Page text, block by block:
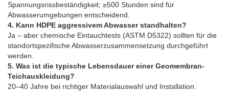
Spannungsrissbeständigkeit; ≥500 Stunden sind für
Abwasserumgebungen entscheidend.
4. Kann HDPE aggressivem Abwasser standhalten?
Ja – aber chemische Eintauchtests (ASTM D5322) sollten für die
standortspezifische Abwasserzusammensetzung durchgeführt
werden.
5. Was ist die typische Lebensdauer einer Geomembran-
Teichauskleidung?
20–40 Jahre bei richtiger Materialauswahl und Installation.